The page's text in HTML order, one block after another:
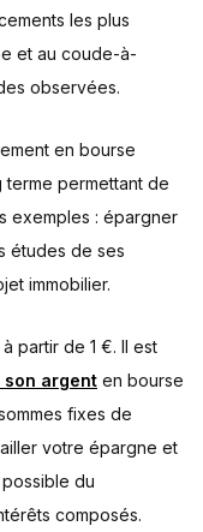
les plus
et au coude-à-
observées.
en bourse
permettant de
exemples : épargner
études de ses
immobilier.
partir de 1 €. Il est
son argent en bourse
fixes de
votre épargne et
du
composés.